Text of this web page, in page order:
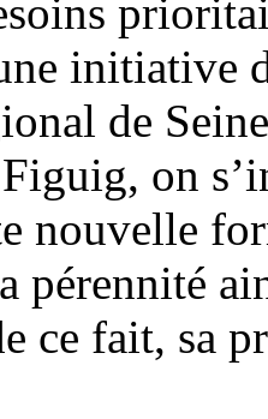
initiative
de
on
nouvelle
pérennité
ce fait, sa